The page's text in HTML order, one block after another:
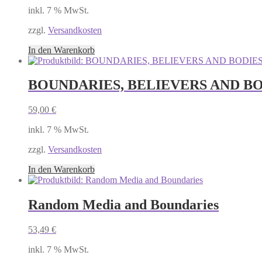
inkl. 7 % MwSt.
zzgl. Versandkosten
In den Warenkorb
BOUNDARIES, BELIEVERS AND
59,00 €
inkl. 7 % MwSt.
zzgl. Versandkosten
In den Warenkorb
Random Media and Boundaries
53,49 €
inkl. 7 % MwSt.